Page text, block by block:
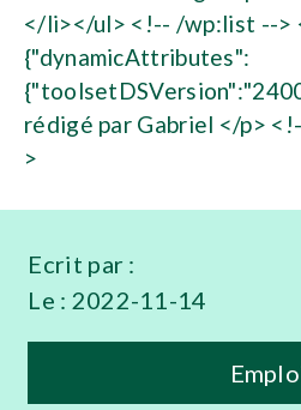
Ecrit par :
Le : 2022-11-14